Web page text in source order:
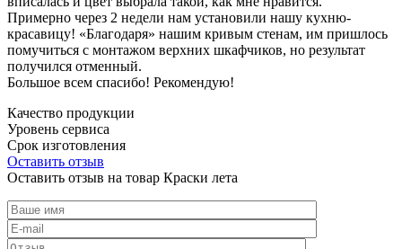
Примерно через 2 недели нам установили нашу кухню-
красавицу! «Благодаря» нашим кривым стенам, им пришлось
помучиться с монтажом верхних шкафчиков, но результат
получился отменный.
Большое всем спасибо! Рекомендую!
Качество продукции
Уровень сервиса
Срок изготовления
Оставить отзыв
Оставить отзыв на товар Краски лета